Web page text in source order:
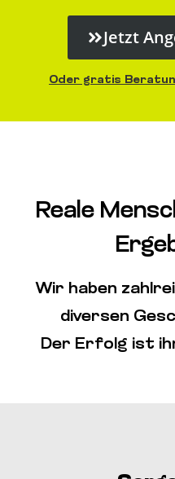
Jetzt
Oder gratis
Reale
Wir haben
diversen
Der Erfolg ist